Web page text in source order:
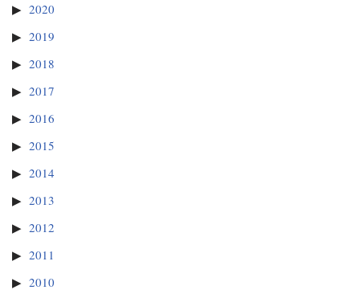
2020
2019
2018
2017
2016
2015
2014
2013
2012
2011
2010